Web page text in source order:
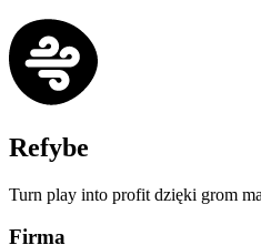
Refybe
Turn play into profit dzięki grom
Firma